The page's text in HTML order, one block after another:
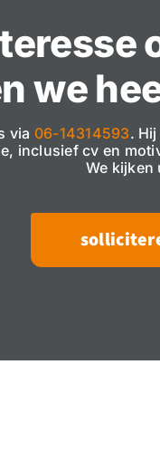
we
via 06-14314593.
inclusief cv en
We kijken